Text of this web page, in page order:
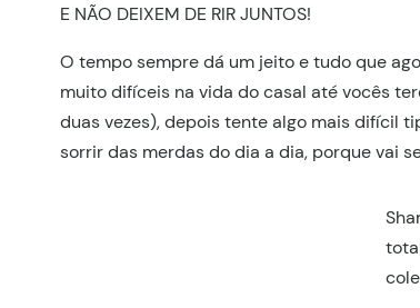
E NÃO DEIXEM DE RIR JUNTOS!
O tempo sempre dá um jeito e tudo que
muito difíceis na vida do casal até vocês
duas vezes), depois tente algo mais difícil
sorrir das merdas do dia a dia, porque vai